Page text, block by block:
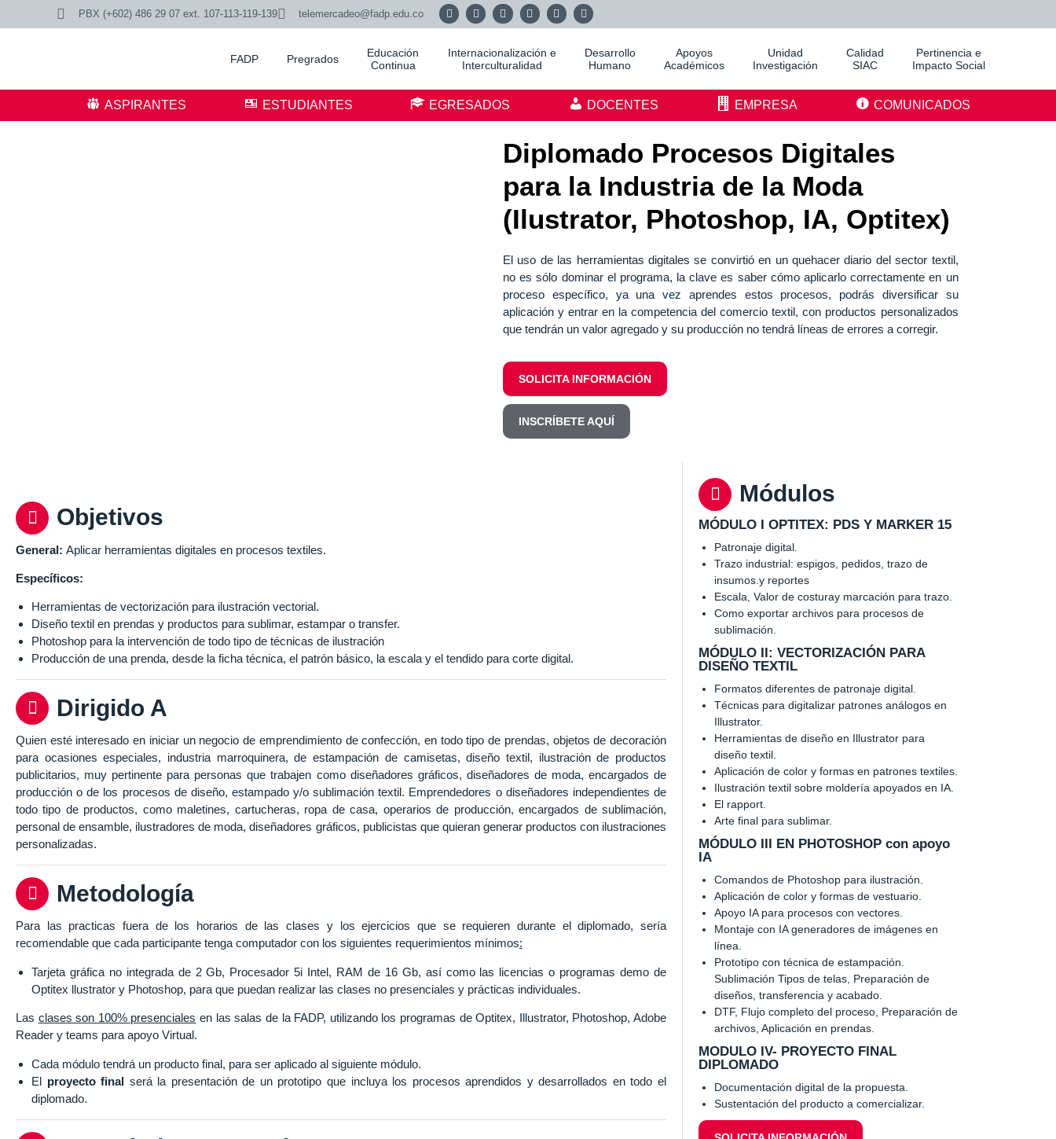
PBX (+602) 486 29 07 ext. 107-113-119-139 telemercadeo@fadp.edu.co
FADP Pregrados
Educación
Continua
Internacionalización e
Interculturalidad
Desarrollo
Humano
Apoyos
Académicos
Unidad
Investigación
Calidad
SIAC
Pertinencia e
Impacto Social
ASPIRANTES ESTUDIANTES EGRESADOS DOCENTES EMPRESA COMUNICADOS
Diplomado Procesos Digitales
para la Industria de la Moda
(Ilustrator, Photoshop, IA, Optitex)
El uso de las herramientas digitales se convirtió en un quehacer diario del sector textil,
no es sólo dominar el programa, la clave es saber cómo aplicarlo correctamente en un
proceso específico, ya una vez aprendes estos procesos, podrás diversificar su
aplicación y entrar en la competencia del comercio textil, con productos personalizados
que tendrán un valor agregado y su producción no tendrá líneas de errores a corregir.
SOLICITA INFORMACIÓN
INSCRÍBETE AQUÍ
Objetivos
General: Aplicar herramientas digitales en procesos textiles.
Específicos:
Herramientas de vectorización para ilustración vectorial.
Diseño textil en prendas y productos para sublimar, estampar o transfer.
Photoshop para la intervención de todo tipo de técnicas de ilustración
Producción de una prenda, desde la ficha técnica, el patrón básico, la escala y el tendido para corte digital.
Dirigido A
Quien esté interesado en iniciar un negocio de emprendimiento de confección, en todo tipo de prendas, objetos de decoración
para ocasiones especiales, industria marroquinera, de estampación de camisetas, diseño textil, ilustración de productos
publicitarios, muy pertinente para personas que trabajen como diseñadores gráficos, diseñadores de moda, encargados de
producción o de los procesos de diseño, estampado y/o sublimación textil. Emprendedores o diseñadores independientes de
todo tipo de productos, como maletines, cartucheras, ropa de casa, operarios de producción, encargados de sublimación,
personal de ensamble, ilustradores de moda, diseñadores gráficos, publicistas que quieran generar productos con ilustraciones
personalizadas.
Metodología
Para las practicas fuera de los horarios de las clases y los ejercicios que se requieren durante el diplomado, sería
recomendable que cada participante tenga computador con los siguientes requerimientos mínimos:
Tarjeta gráfica no integrada de 2 Gb, Procesador 5i Intel, RAM de 16 Gb, así como las licencias o programas demo de
Optitex llustrator y Photoshop, para que puedan realizar las clases no presenciales y prácticas individuales.
Las clases son 100% presenciales en las salas de la FADP, utilizando los programas de Optitex, Illustrator, Photoshop, Adobe
Reader y teams para apoyo Virtual.
Cada módulo tendrá un producto final, para ser aplicado al siguiente módulo.
El proyecto final será la presentación de un prototipo que incluya los procesos aprendidos y desarrollados en todo el
diplomado.
Módulos
MÓDULO I OPTITEX: PDS Y MARKER 15
Patronaje digital.
Trazo industrial: espigos, pedidos, trazo de
insumos.y reportes
Escala, Valor de costuray marcación para trazo.
Como exportar archivos para procesos de
sublimación.
MÓDULO II: VECTORIZACIÓN PARA
DISEÑO TEXTIL
Formatos diferentes de patronaje digital.
Técnicas para digitalizar patrones análogos en
Illustrator.
Herramientas de diseño en Illustrator para
diseño textil.
Aplicación de color y formas en patrones textiles.
Ilustración textil sobre moldería apoyados en IA.
El rapport.
Arte final para sublimar.
MÓDULO III EN PHOTOSHOP con apoyo
IA
Comandos de Photoshop para ilustración.
Aplicación de color y formas de vestuario.
Apoyo IA para procesos con vectores.
Montaje con IA generadores de imágenes en
línea.
Prototipo con técnica de estampación.
Sublimación Tipos de telas, Preparación de
diseños, transferencia y acabado.
DTF, Flujo completo del proceso, Preparación de
archivos, Aplicación en prendas.
MODULO IV- PROYECTO FINAL
DIPLOMADO
Documentación digital de la propuesta.
Sustentación del producto a comercializar.